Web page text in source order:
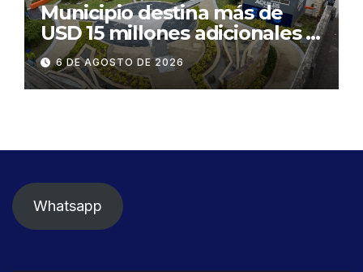
Municipio destina más de
USD 15 millones adicionales a
SEGURA EP para fortalecer la
seguridad ciudadana
6 DE AGOSTO DE 2026
Whatsapp